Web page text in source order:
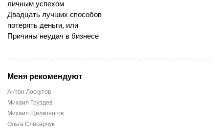
личным успехом
Двадцать лучших способов
потерять деньги, или
Причины неудач в бизнесе
Меня рекомендуют
Антон Лоскутов
Михаил Груздев
Михаил Щелконогов
Ольга Слесарчук